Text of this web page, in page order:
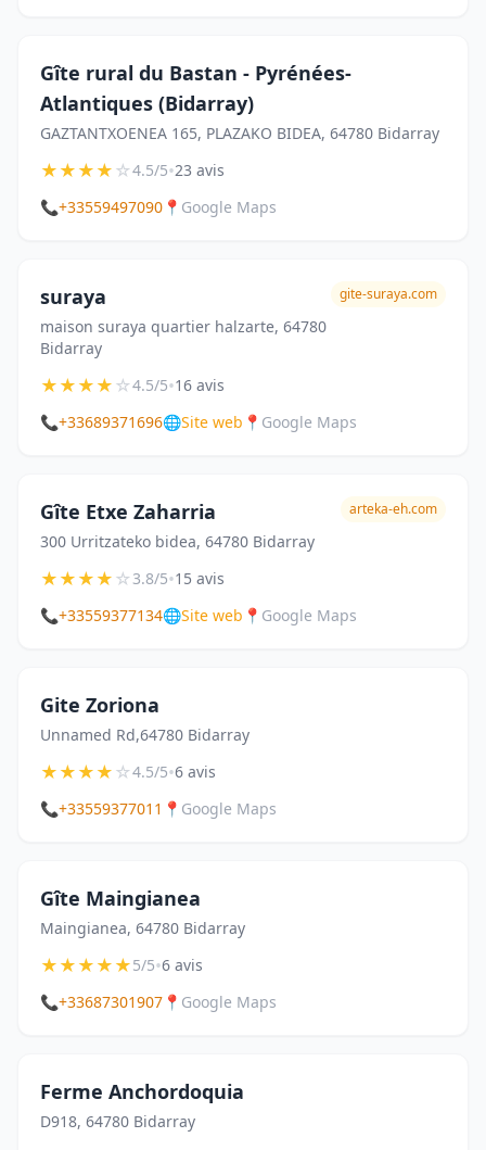
Gîte rural du Bastan - Pyrénées-
Atlantiques (Bidarray)
GAZTANTXOENEA 165, PLAZAKO BIDEA, 64780 Bidarray
★★★★☆4.5/5•23 avis
📞+33559497090 📍 Google Maps
suraya
maison suraya quartier halzarte, 64780
Bidarray
gite-suraya.com
★★★★☆4.5/5•16 avis
📞+33689371696🌐Site web 📍 Google Maps
Gîte Etxe Zaharria
300 Urritzateko bidea, 64780 Bidarray
arteka-eh.com
★★★★☆3.8/5•15 avis
📞+33559377134🌐Site web 📍 Google Maps
Gite Zoriona
Unnamed Rd,64780 Bidarray
★★★★☆4.5/5•6 avis
📞+33559377011 📍 Google Maps
Gîte Maingianea
Maingianea, 64780 Bidarray
★★★★★5/5•6 avis
📞+33687301907 📍 Google Maps
Ferme Anchordoquia
D918, 64780 Bidarray